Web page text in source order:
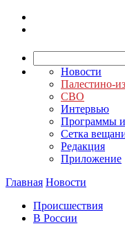
Новости
Палестино-
СВО
Интервью
Программы
Сетка
Редакция
Приложение
Главная Новости
Происшествия
В России